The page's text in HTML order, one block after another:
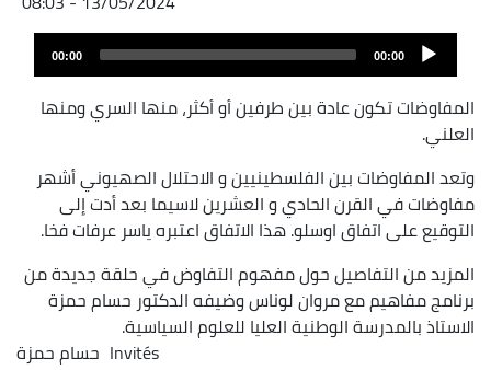
Fichier
audio
00:00
00:00
المفاوضات تكون عادة بين طرفين أو أكثر، منها السري ومنها
العلني.
وتعد المفاوضات بين الفلسطينيين و الاحتلال الصهيوني أشهر
مفاوضات في القرن الحادي و العشرين لاسيما بعد أدت إلى
التوقيع على اتفاق اوسلو. هذا الاتفاق اعتبره ياسر عرفات فخا.
المزيد من التفاصيل حول مفهوم التفاوض في حلقة جديدة من
برنامج مفاهيم مع مروان لوناس وضيفه الدكتور حسام حمزة
الاستاذ بالمدرسة الوطنية العليا للعلوم السياسية.
Invités حسام حمزة